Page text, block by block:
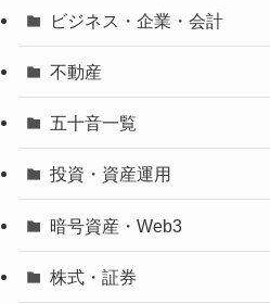
ビジネス・企業・会計
不動産
五十音一覧
投資・資産運用
暗号資産・Web3
株式・証券